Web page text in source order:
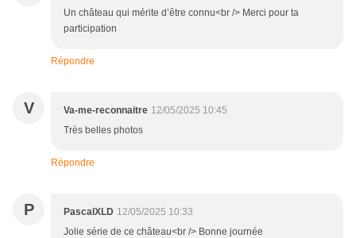
Un château qui mérite d’être connu<br /> Merci pour ta
participation
Répondre
V Va-me-reconnaitre 12/05/2025 10:45
Très belles photos
Répondre
P PascalXLD 12/05/2025 10:33
Jolie série de ce château<br /> Bonne journée